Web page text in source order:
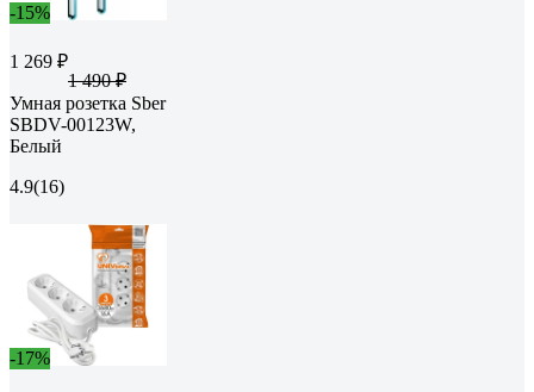
-15%
1 269 ₽
1 490 ₽
Умная розетка Sber
SBDV-00123W,
Белый
4.9(16)
-17%